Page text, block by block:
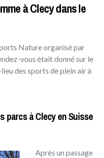
à Clecy dans le
Nature organisé par
vous était donné sur le
des sports de plein air à
parcs à Clecy en Suisse
Après un passage